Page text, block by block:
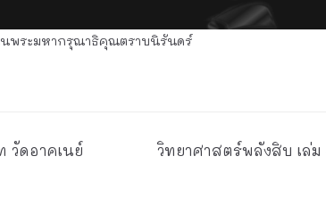
พระมหากรุณาธิคุณตราบนิรันดร์
วัดอาคเนย์
วิทยาศาสตร์พลังสิบ เล่ม